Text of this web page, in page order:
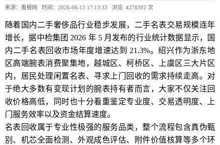
来源：看报网 时间：2026-06-15 17:13:33 浏览: 4278302 次
随着国内二手奢侈品行业稳步发展，二手名表交易规模连年
增长，据中检集团 2026 年 5 月发布的行业统计数据显示，国
内二手名表回收市场年度增速达到 21.3%。绍兴作为浙东地
区高端腕表消费聚集地，越城区、柯桥区、上虞区三大片区
内，居民处理闲置名表、寻求上门回收的需求持续走高。对
于绝大多数有变现计划的腕表持有者而言，大家不仅关注回
收价格高低，同时也十分看重鉴定专业度、交易透明度、上
门服务效率以及资金结算速度。
名表回收属于专业性极强的服务品类，整个流程包含真伪甄
别、机芯全面检测、外观成色评估、附件价值核算等多个环